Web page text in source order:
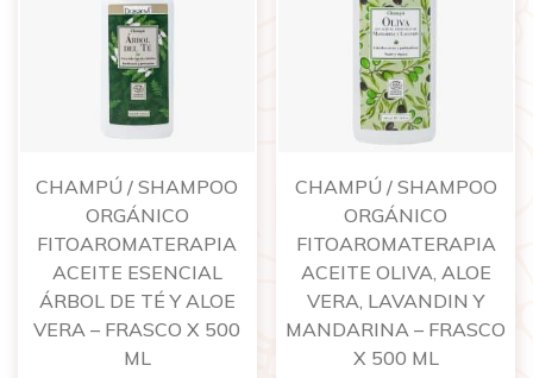
CHAMPÚ / SHAMPOO
ORGÁNICO
FITOAROMATERAPIA
ACEITE ESENCIAL
ÁRBOL DE TÉ Y ALOE
VERA – FRASCO X 500
ML
CHAMPÚ / SHAMPOO
ORGÁNICO
FITOAROMATERAPIA
ACEITE OLIVA, ALOE
VERA, LAVANDIN Y
MANDARINA – FRASCO
X 500 ML